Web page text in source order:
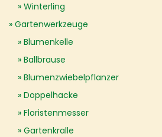
Winterling
Gartenwerkzeuge
Blumenkelle
Ballbrause
Blumenzwiebelpflanzer
Doppelhacke
Floristenmesser
Gartenkralle